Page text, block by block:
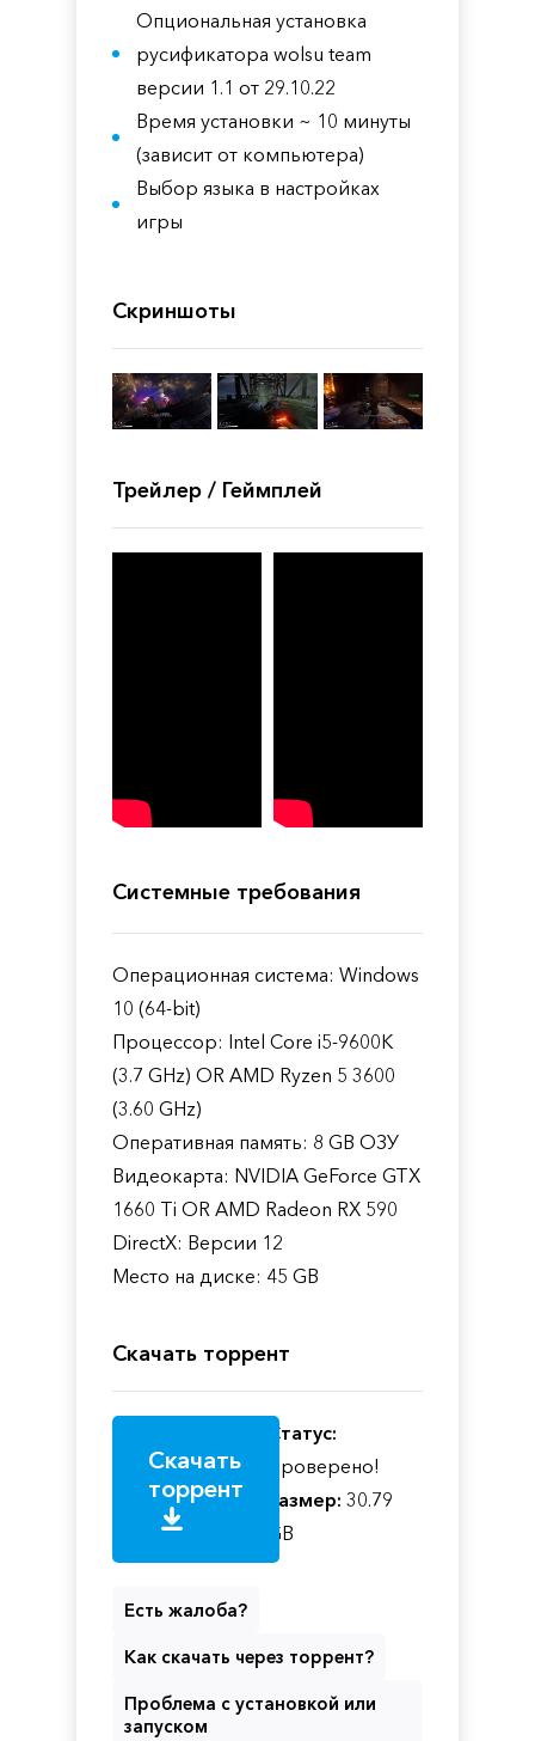
Опциональная установка
русификатора wolsu team
версии 1.1 от 29.10.22
Время установки ~ 10 минуты
(зависит от компьютера)
Выбор языка в настройках
игры
Скриншоты
Трейлер / Геймплей
Системные требования
Операционная система: Windows
10 (64-bit)
Процессор: Intel Core i5-9600K
(3.7 GHz) OR AMD Ryzen 5 3600
(3.60 GHz)
Оперативная память: 8 GB ОЗУ
Видеокарта: NVIDIA GeForce GTX
1660 Ti OR AMD Radeon RX 590
DirectX: Версии 12
Место на диске: 45 GB
Скачать торрент
Скачать
торрент
Статус:
Проверено!
Размер: 30.79
GB
Есть жалоба?
Как скачать через торрент?
Проблема с установкой или
запуском